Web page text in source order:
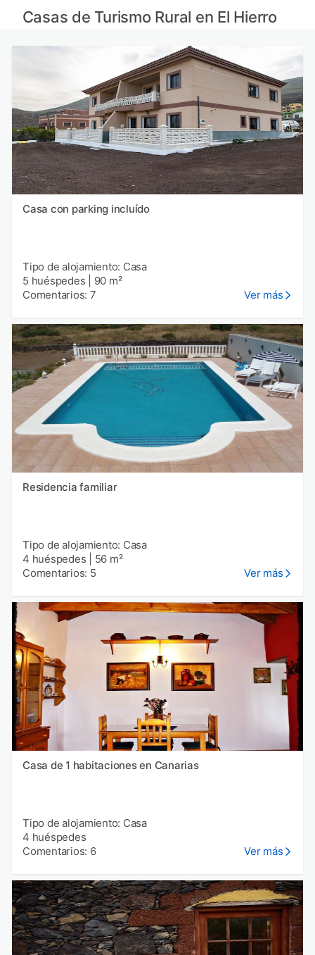
Casas rurales en Lanzarote provincia
Casas rurales en Ponta do Sol provincia
Casas de Turismo Rural en El Hierro
Casa con parking incluído
Tipo de alojamiento: Casa
5 huéspedes
90 m²
Comentarios: 7
Ver más
Residencia familiar
Tipo de alojamiento: Casa
4 huéspedes
56 m²
Comentarios: 5
Ver más
Casa de 1 habitaciones en Canarias
Tipo de alojamiento: Casa
4 huéspedes
Comentarios: 6
Ver más